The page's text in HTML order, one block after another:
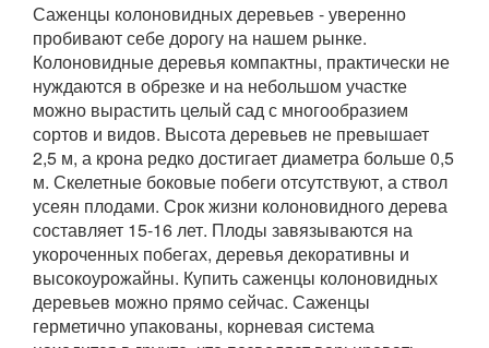
Саженцы колоновидных деревьев - уверенно
пробивают себе дорогу на нашем рынке.
Колоновидные деревья компактны, практически не
нуждаются в обрезке и на небольшом участке
можно вырастить целый сад с многообразием
сортов и видов. Высота деревьев не превышает
2,5 м, а крона редко достигает диаметра больше 0,5
м. Скелетные боковые побеги отсутствуют, а ствол
усеян плодами. Срок жизни колоновидного дерева
составляет 15-16 лет. Плоды завязываются на
укороченных побегах, деревья декоративны и
высокоурожайны. Купить саженцы колоновидных
деревьев можно прямо сейчас. Саженцы
герметично упакованы, корневая система